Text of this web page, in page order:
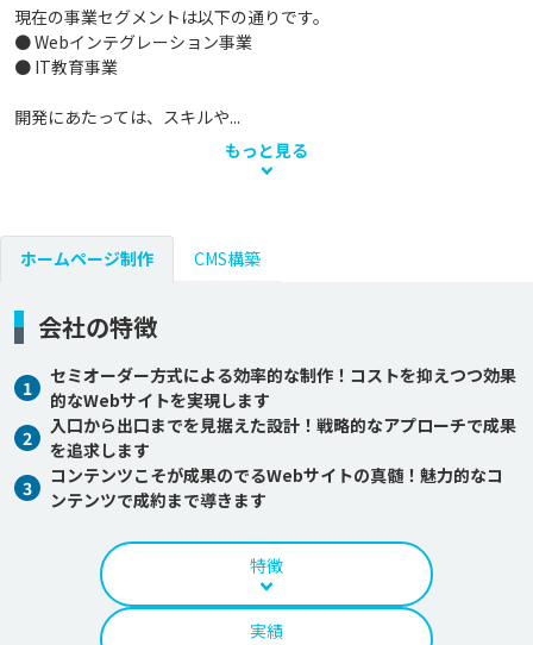
現在の事業セグメントは以下の通りです。
● Webインテグレーション事業
● IT教育事業
開発にあたっては、スキルや...
もっと見る
ホームページ制作 CMS構築
会社の特徴
1
セミオーダー方式による効率的な制作！コストを抑えつつ効果
的なWebサイトを実現します
2
入口から出口までを見据えた設計！戦略的なアプローチで成果
を追求します
3
コンテンツこそが成果のでるWebサイトの真髄！魅力的なコ
ンテンツで成約まで導きます
特徴
実績